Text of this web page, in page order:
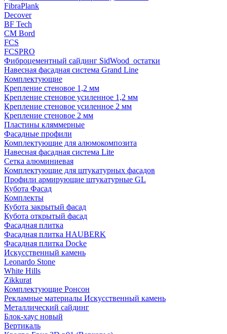
FibraPlank
Decover
BF Tech
CM Bord
FCS
FCSPRO
Фиброцементный сайдинг SidWood_остатки
Навесная фасадная система Grand Line
Комплектующие
Крепление стеновое 1,2 мм
Крепление стеновое усиленное 1,2 мм
Крепление стеновое усиленное 2 мм
Крепление стеновое 2 мм
Пластины кляммерные
Фасадные профили
Комплектующие для алюмокомпозита
Навесная фасадная система Lite
Сетка алюминиевая
Комплектующие для штукатурных фасадов
Профили армирующие штукатурные GL
Кубота Фасад
Комплекты
Кубота закрытый фасад
Кубота открытый фасад
Фасадная плитка
Фасадная плитка HAUBERK
Фасадная плитка Docke
Искусственный камень
Leonardo Stone
White Hills
Zikkurat
Комплектующие Ронсон
Рекламные материалы Искусственный камень
Металлический сайдинг
Блок-хаус новый
Вертикаль